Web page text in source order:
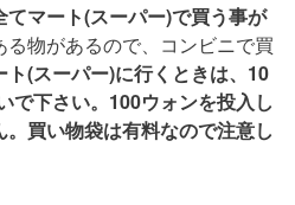
マート(スーパー)で買う事が
る物があるので、コンビニで買
ト(スーパー)に行くときは、10
で下さい。100ウォンを投入し
買い物袋は有料なので注意し